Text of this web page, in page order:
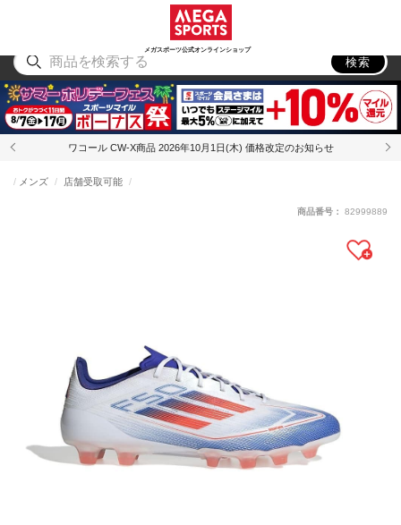
メガスポーツ公式オンラインショップ
アウトドア
検索
ワコール CW-X商品 2026年10月1日(木) 価格改定のお知らせ
メンズ 店舗受取可能
商品番号： 82999889